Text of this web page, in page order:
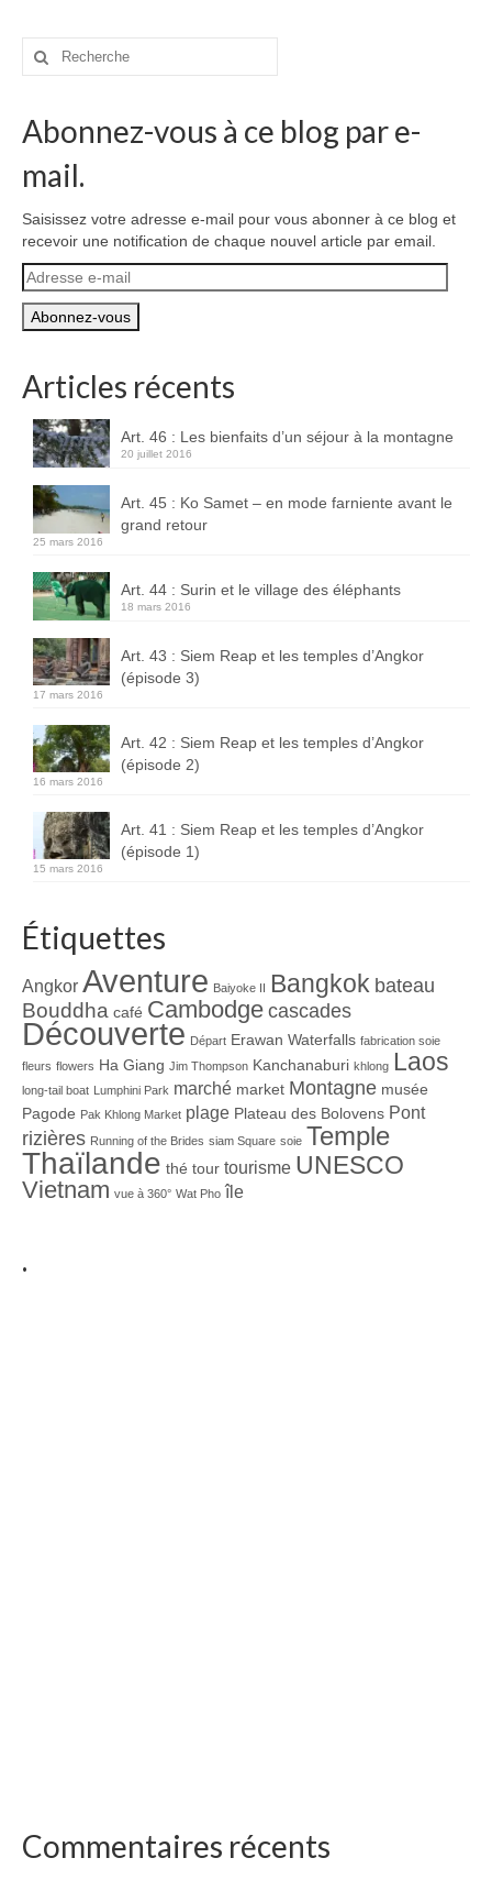
Rechercher
Abonnez-vous à ce blog par e-
mail.
Saisissez votre adresse e-mail pour vous abonner à ce blog et
recevoir une notification de chaque nouvel article par email.
Adresse
e-
mail
Articles récents
Art. 46 : Les bienfaits d’un séjour à la montagne
20 juillet 2016
Art. 45 : Ko Samet – en mode farniente avant le
grand retour
25 mars 2016
Art. 44 : Surin et le village des éléphants
18 mars 2016
Art. 43 : Siem Reap et les temples d’Angkor
(épisode 3)
17 mars 2016
Art. 42 : Siem Reap et les temples d’Angkor
(épisode 2)
16 mars 2016
Art. 41 : Siem Reap et les temples d’Angkor
(épisode 1)
15 mars 2016
Étiquettes
Angkor Aventure Baiyoke II Bangkok bateau
Bouddha café Cambodge cascades
Découverte Départ Erawan Waterfalls fabrication soie
fleurs flowers Ha Giang Jim Thompson Kanchanaburi khlong Laos
long-tail boat Lumphini Park marché market Montagne musée
Pagode Pak Khlong Market plage Plateau des Bolovens Pont
rizières Running of the Brides siam Square soie Temple
Thaïlande thé tour tourisme UNESCO
Vietnam vue à 360° Wat Pho île
.
Commentaires récents